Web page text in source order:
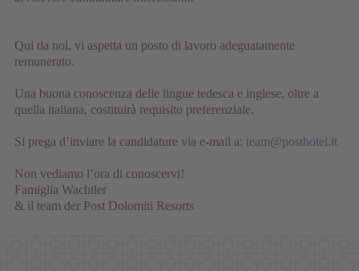
Qui da noi, vi aspetta un posto di lavoro adeguatamente
remunerato.
Una buona conoscenza delle lingue tedesca e inglese, oltre a
quella italiana, costituirà requisito preferenziale.
Si prega d’inviare la candidature via e-mail a: team@posthotel.it
Non vediamo l’ora di conoscervi!
Famiglia Wachtler
& il team der Post Dolomiti Resorts